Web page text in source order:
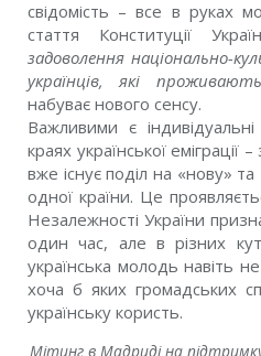
свідомість – все в руках
стаття Конституції
задоволення національно-
українців, які
набуває нового сенсу.
Важливими є
краях української еміграції
вже існує поділ на «нову»
одної країни. Це
Незалежності України
один час, але в різних
українська молодь навіть
хоча б яких громадських
українську користь.
Мітинг в Мадриді на підтримку